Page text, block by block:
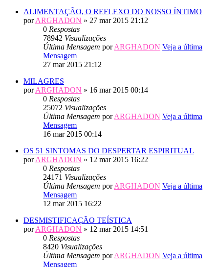
ALIMENTAÇÃO, O REFLEXO DO NOSSO ÍNTIMO
porARGHADON » 27 mar 2015 21:12
0 Respostas
78942 Visualizações
Última Mensagem porARGHADON Veja a última
Mensagem
27 mar 2015 21:12
MILAGRES
porARGHADON » 16 mar 2015 00:14
0 Respostas
25072 Visualizações
Última Mensagem porARGHADON Veja a última
Mensagem
16 mar 2015 00:14
OS 51 SINTOMAS DO DESPERTAR ESPIRITUAL
porARGHADON » 12 mar 2015 16:22
0 Respostas
24171 Visualizações
Última Mensagem porARGHADON Veja a última
Mensagem
12 mar 2015 16:22
DESMISTIFICAÇÃO TEÍSTICA
porARGHADON » 12 mar 2015 14:51
0 Respostas
8420 Visualizações
Última Mensagem porARGHADON Veja a última
Mensagem